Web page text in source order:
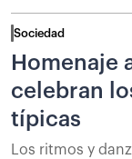
Sociedad
Homenaje
celebran
típicas
Los ritmos y